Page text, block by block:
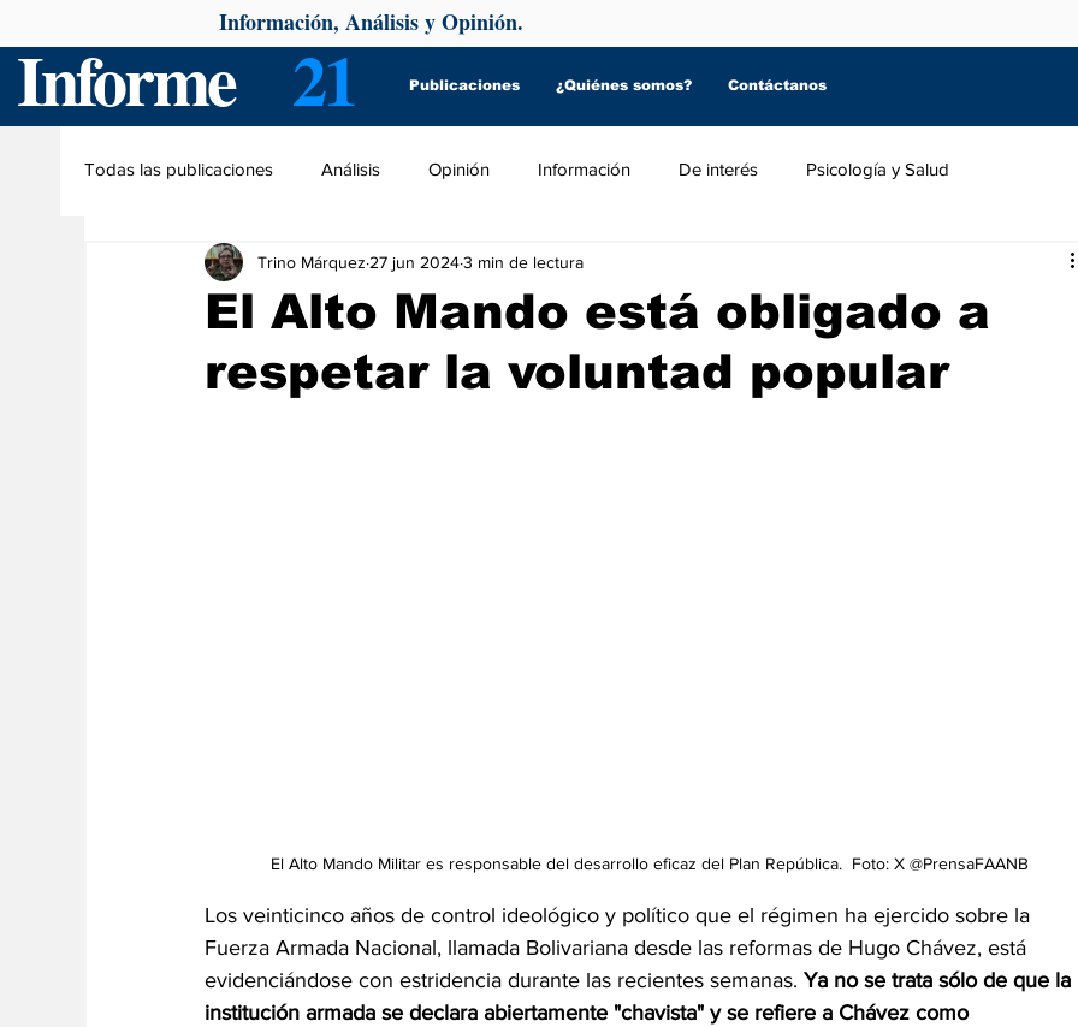
Informe 21 Publicaciones ¿Quiénes somos? Contáctanos
Información, Análisis y Opinión.
Todas las publicaciones Análisis Opinión Información De interés Psicología y Salud
El Alto Mando está obligado a
respetar la voluntad popular
Trino Márquez 27 jun 20243 min de lectura
El Alto Mando Militar es responsable del desarrollo eficaz del Plan República.  Foto: X @PrensaFAANB
Los veinticinco años de control ideológico y político que el régimen ha ejercido sobre la
Fuerza Armada Nacional, llamada Bolivariana desde las reformas de Hugo Chávez, está
evidenciándose con estridencia durante las recientes semanas. Ya no se trata sólo de que la
institución armada se declara abiertamente "chavista" y se refiere a Chávez como